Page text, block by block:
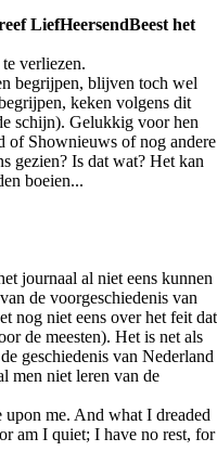
LiefHeersendBeest het
verliezen.
begrijpen, blijven toch wel
keken volgens dit
schijn). Gelukkig voor hen
of Shownieuws of nog andere
gezien? Is dat wat? Het kan
boeien...
journaal al niet eens kunnen
de voorgeschiedenis van
nog niet eens over het feit dat
de meesten). Het is net als
geschiedenis van Nederland
men niet leren van de
me. And what I dreaded
am I quiet; I have no rest, for